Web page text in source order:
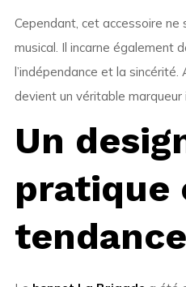
Cependant, cet accessoire
musical. Il incarne également
l’indépendance et la sincérité.
devient un véritable marqueur
Un
pratique
tendance